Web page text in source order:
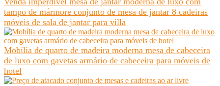
tampo de mármore conjunto de mesa de jantar 8 cadeiras
móveis de sala de jantar para villa
Mobília de quarto de madeira moderna mesa de cabeceira
de luxo com gavetas armário de cabeceira para móveis de
hotel